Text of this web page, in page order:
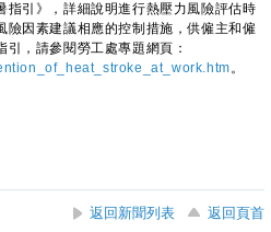
引》，詳細說明進行熱壓力風險評估時
險因素建議相應的控制措施，供僱主和僱
，請參閱勞工處專題網頁：
。
返回新聞列表 返回頁首